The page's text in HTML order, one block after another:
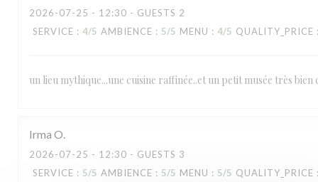
2026-07-25 - 12:30 - GUESTS 2
SERVICE : 4/5 AMBIENCE : 5/5 MENU : 4/5 QUALITY_PRICE
un lieu mythique...une cuisine raffinée..et un petit musée très bien
Irma O
2026-07-25 - 12:30 - GUESTS 3
SERVICE : 5/5 AMBIENCE : 5/5 MENU : 5/5 QUALITY_PRICE